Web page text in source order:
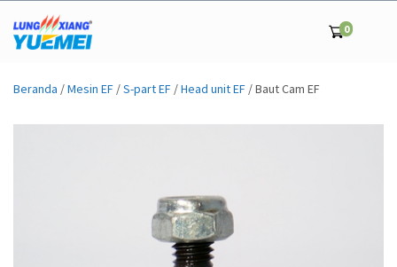
0
Beranda /Mesin EF /S-part EF /Head unit EF / Baut Cam EF